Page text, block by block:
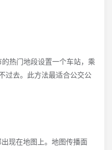
热门地段设置一个车站，乘
过去。此方法最适合公交公
现在地图上。地图传播面